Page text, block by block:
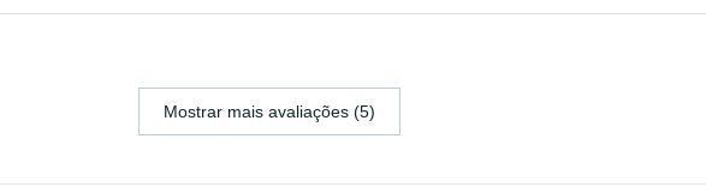
Mostrar mais avaliações (5)